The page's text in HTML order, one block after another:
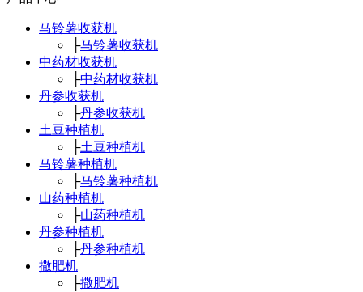
马铃薯收获机
├马铃薯收获机
中药材收获机
├中药材收获机
丹参收获机
├丹参收获机
土豆种植机
├土豆种植机
马铃薯种植机
├马铃薯种植机
山药种植机
├山药种植机
丹参种植机
├丹参种植机
撒肥机
├撒肥机